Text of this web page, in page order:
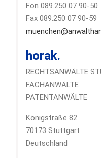
Fon 089.250 07 90-50
Fax 089.250 07 90-59
horak.
RECHTSANWÄLTE
FACHANWÄLTE
PATENTANWÄLTE
Königstraße 82
70173 Stuttgart
Deutschland